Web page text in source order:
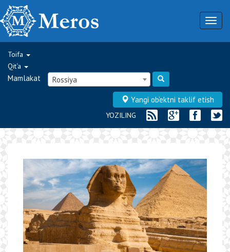
Toifa
Qit‘a
Mamlakat Rossiya
Yangi ob‘ektni taklif etish
YOZILING